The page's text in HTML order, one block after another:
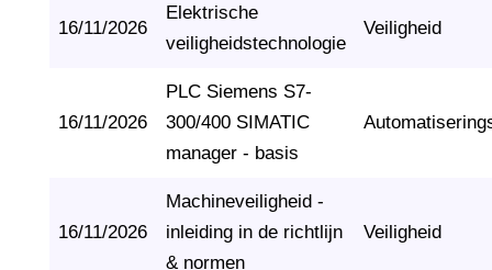
16/11/2026
Elektrische
veiligheidstechnologie
Veiligheid
16/11/2026
PLC Siemens S7-
300/400 SIMATIC
manager - basis
16/11/2026
Machineveiligheid -
inleiding in de richtlijn
& normen
Veiligheid